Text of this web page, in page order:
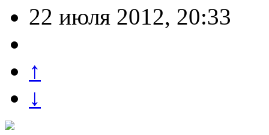
22 июля 2012, 20:33
↑
↓